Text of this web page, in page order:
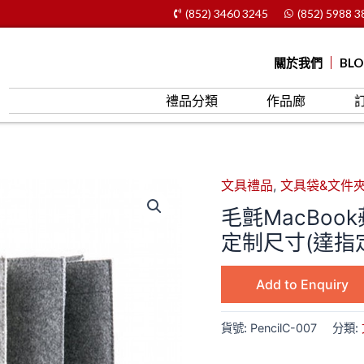
(852) 3460 3245 (852) 5988
關於我們
禮品分類 作品廊
文具禮品, 文具袋&文件
毛氈
定制尺寸(達指
Add to Enquiry
貨號: PencilC-007 分類: